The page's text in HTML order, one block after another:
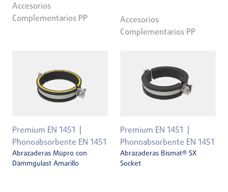
Accesorios
Complementarios PP
Accesorios
Complementarios PP
Premium EN 1451
Phonoabsorbente EN 1451
Abrazaderas Müpro con
Dämmgulast Amarillo
Premium EN 1451
Phonoabsorbente EN 1451
Abrazaderas Bismat® SX
Socket